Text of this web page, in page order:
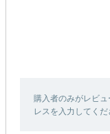
購入者のみがレビ
レスを入力してくだ